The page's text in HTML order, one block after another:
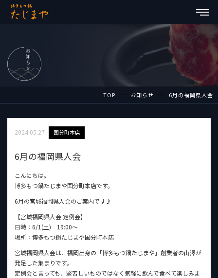
TOP お知らせ 6月の福岡県人会
2024.05.27 国分町本店
6月の福岡県人会
こんにちは。
博多もつ鍋たじまや国分町本店です。
6月の宮城福岡県人会のご案内です♪
【宮城福岡県人会 定例会】
日時：6/1(土) 19:00〜
場所：博多もつ鍋たじまや国分町本店
宮城福岡県人会は、福岡出身の「博多もつ鍋たじまや」創業者の山澤が
発足した集まりです。
定例会と言っても、堅苦しいものではなく気軽に飲んで食べて楽しみま